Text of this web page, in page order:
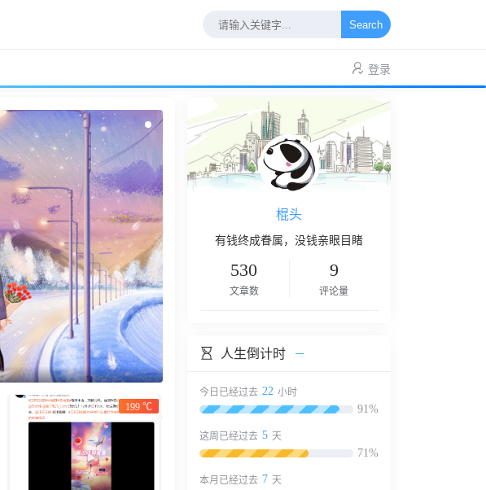
Search
登录
199 ℃
棍头
有钱终成眷属，没钱亲眼目睹
530
文章数
9
评论量
人生倒计时
今日已经过去 22 小时
91%
这周已经过去 5 天
71%
本月已经过去 7 天